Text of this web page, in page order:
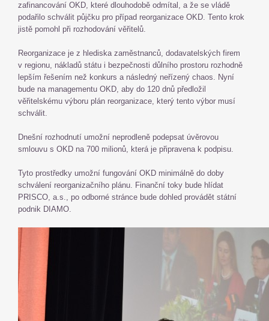
zafinancování OKD, které dlouhodobě odmítal, a že se vládě
podařilo schválit půjčku pro případ reorganizace OKD. Tento krok
jistě pomohl při rozhodování věřitelů.
Reorganizace je z hlediska zaměstnanců, dodavatelských firem
v regionu, nákladů státu i bezpečnosti důlního prostoru rozhodně
lepším řešením než konkurs a následný neřízený chaos. Nyní
bude na managementu OKD, aby do 120 dnů předložil
věřitelskému výboru plán reorganizace, který tento výbor musí
schválit.
Dnešní rozhodnutí umožní neprodleně podepsat úvěrovou
smlouvu s OKD na 700 milionů, která je připravena k podpisu.
Tyto prostředky umožní fungování OKD minimálně do doby
schválení reorganizačního plánu. Finanční toky bude hlídat
PRISCO, a.s., po odborné stránce bude dohled provádět státní
podnik DIAMO.